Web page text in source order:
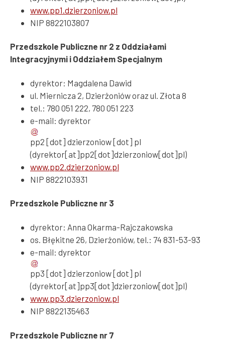
www.pp1.dzierzoniow.pl
NIP 8822103807
Przedszkole Publiczne nr 2 z Oddziałami
Integracyjnymi i Oddziałem Specjalnym
dyrektor: Magdalena Dawid
ul. Miernicza 2, Dzierżoniów oraz ul. Złota 8
tel.: 780 051 222, 780 051 223
e-mail: dyrektor
pp2 [dot] dzierzoniow[dot] pl
(dyrektor[at]pp2[dot]dzierzoniow[dot]pl)
www.pp2.dzierzoniow.pl
NIP 8822103931
Przedszkole Publiczne nr 3
dyrektor: Anna Okarma-Rajczakowska
os. Błękitne 26, Dzierżoniów, tel.: 74 831-53-93
e-mail: dyrektor
pp3 [dot] dzierzoniow [dot] pl
(dyrektor[at]pp3[dot]dzierzoniow[dot]pl)
www.pp3.dzierzoniow.pl
NIP 8822135463
Przedszkole Publiczne nr 7